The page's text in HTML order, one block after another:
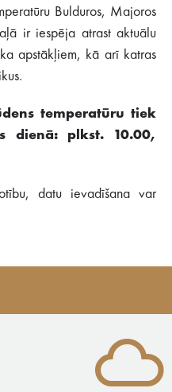
Bulduros, Majoros
ir iespēja atrast aktuālu
apstākļiem, kā arī katras
temperatūru tiek
dienā: plkst. 10.00,
datu ievadīšana var